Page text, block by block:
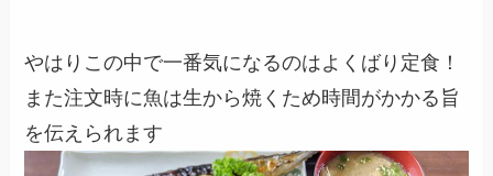
やはりこの中で一番気になるのはよくばり定食！
また注文時に魚は生から焼くため時間がかかる旨
を伝えられます